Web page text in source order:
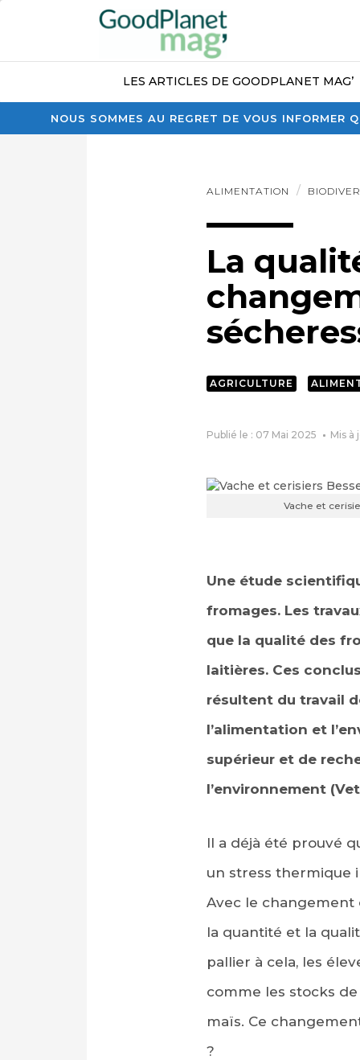
NOUS SOMMES AU REGRET DE VOUS
LES ARTICLES DE GOODPLANET MAG’
ALIMENTATION
La
AGRICULTURE
Publié le : 07 Mai 2025 Mis à
Vache et
Une étude
fromages. Les
que la qualité des
laitières. Ces
résultent du travail
l’alimentation et
supérieur et de
l’environnement
Il a déjà été prouvé
un stress thermique
Avec le changement
la quantité et la
pallier à cela, les
comme les stocks
maïs. Ce
?